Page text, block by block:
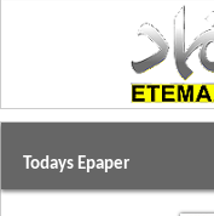
Todays Epaper